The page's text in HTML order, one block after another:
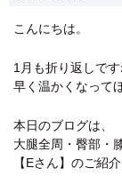
こんにちは。
1月も折り返しで
早く温かくなって
本日のブログは、
大腿全周・臀部・
【Eさん】のご紹介